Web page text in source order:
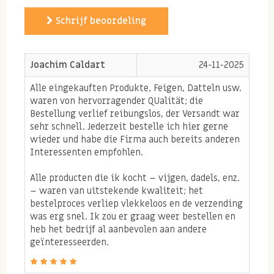
1. Vezels in spaanse
vijgen
Vijgen bevatten veel vezels, zeker als je dit vergelijkt
met andere (zuid)vruchten. Afhankelijk van je
voedingsschema moet je om voldoende vezels binnen
te krijgen aardig wat groente, fruit, brood naar
binnen werken om zowel fermenteerbare als niet-
fermenteerbare voedingsvezels binnen te krijgen.
Vooral als je voedingsschema bestaat uit nauwkeurig
elke dag hetzelfde te eten is het belangrijk te kijken
voor jezelf of je voldoende vezels binnen krijgt. Door
juist af te wisselen met groente en vezelrijke
(gedroogde) vruchten kan je een juiste balans aan
veel te moeten aanpassen.
Schrijf beoordeling
Joachim Caldart
24-11-2025
Alle eingekauften Produkte, Feigen, Datteln usw.
waren von hervorragender QUalität; die
Bestellung verlief reibungslos, der Versandt war
sehr schnell. Jederzeit bestelle ich hier gerne
wieder und habe die Firma auch bereits anderen
Interessenten empfohlen.
Alle producten die ik kocht – vijgen, dadels, enz.
– waren van uitstekende kwaliteit; het
bestelproces verliep vlekkeloos en de verzending
was erg snel. Ik zou er graag weer bestellen en
heb het bedrijf al aanbevolen aan andere
geïnteresseerden.